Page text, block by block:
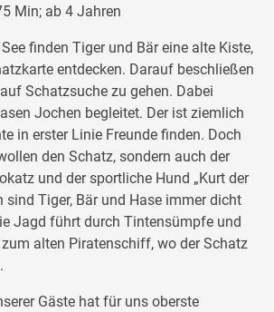
Min; ab 4 Jahren
finden Tiger und Bär eine alte Kiste,
entdecken. Darauf beschließen
Schatzsuche zu gehen. Dabei
Jochen begleitet. Der ist ziemlich
in erster Linie Freunde finden. Doch
den Schatz, sondern auch der
und der sportliche Hund „Kurt der
sind Tiger, Bär und Hase immer dicht
Jagd führt durch Tintensümpfe und
alten Piratenschiff, wo der Schatz
Gäste hat für uns oberste